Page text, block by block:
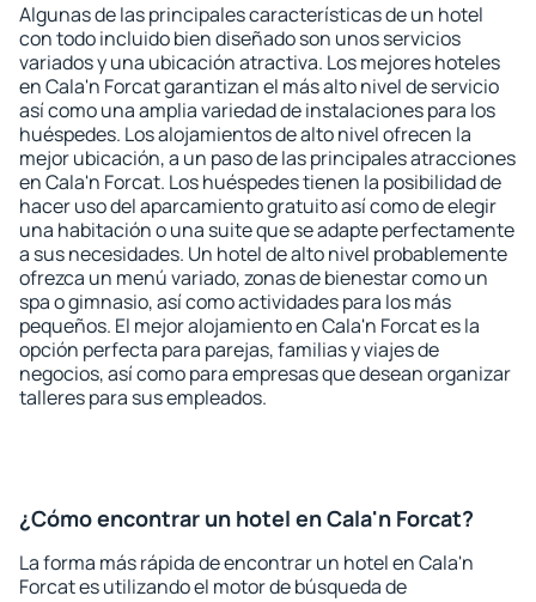
Algunas de las principales características de un hotel
con todo incluido bien diseñado son unos servicios
variados y una ubicación atractiva. Los mejores hoteles
en Cala'n Forcat garantizan el más alto nivel de servicio
así como una amplia variedad de instalaciones para los
huéspedes. Los alojamientos de alto nivel ofrecen la
mejor ubicación, a un paso de las principales atracciones
en Cala'n Forcat. Los huéspedes tienen la posibilidad de
hacer uso del aparcamiento gratuito así como de elegir
una habitación o una suite que se adapte perfectamente
a sus necesidades. Un hotel de alto nivel probablemente
ofrezca un menú variado, zonas de bienestar como un
spa o gimnasio, así como actividades para los más
pequeños. El mejor alojamiento en Cala'n Forcat es la
opción perfecta para parejas, familias y viajes de
negocios, así como para empresas que desean organizar
talleres para sus empleados.
¿Cómo encontrar un hotel en Cala'n Forcat?
La forma más rápida de encontrar un hotel en Cala'n
Forcat es utilizando el motor de búsqueda de